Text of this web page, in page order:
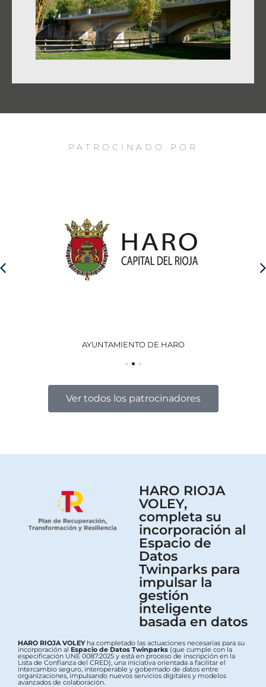
PATROCINADO POR
AYUNTAMIENTO DE HARO
Ver todos los patrocinadores
HARO RIOJA
VOLEY,
completa su
incorporación al
Espacio de
Datos
Twinparks para
impulsar la
gestión
inteligente
basada en datos
HARO RIOJA VOLEYha completado las actuaciones necesarias para su
incorporación al Espacio de Datos Twinparks (que cumple con la
especificación UNE 0087:2025 y está en proceso de inscripción en la
Lista de Confianza del CRED), una iniciativa orientada a facilitar el
intercambio seguro, interoperable y gobernado de datos entre
organizaciones, impulsando nuevos servicios digitales y modelos
avanzados de colaboración.